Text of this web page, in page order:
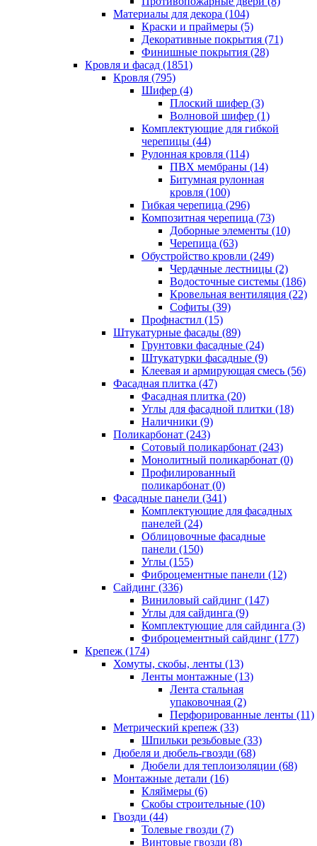
Материалы для декора (104)
Краски и праймеры (5)
Декоративные покрытия (71)
Финишные покрытия (28)
Кровля и фасад (1851)
Кровля (795)
Шифер (4)
Плоский шифер (3)
Волновой шифер (1)
Комплектующие для гибкой
черепицы (44)
Рулонная кровля (114)
ПВХ мембраны (14)
Битумная рулонная
кровля (100)
Гибкая черепица (296)
Композитная черепица (73)
Доборные элементы (10)
Черепица (63)
Обустройство кровли (249)
Чердачные лестницы (2)
Водосточные системы (186)
Кровельная вентиляция (22)
Cофиты (39)
Профнастил (15)
Штукатурные фасады (89)
Грунтовки фасадные (24)
Штукатурки фасадные (9)
Клеевая и армирующая смесь (56)
Фасадная плитка (47)
Фасадная плитка (20)
Углы для фасадной плитки (18)
Наличники (9)
Поликарбонат (243)
Сотовый поликарбонат (243)
Монолитный поликарбонат (0)
Профилированный
поликарбонат (0)
Фасадные панели (341)
Комплектующие для фасадных
панелей (24)
Облицовочные фасадные
панели (150)
Углы (155)
Фиброцементные панели (12)
Сайдинг (336)
Виниловый сайдинг (147)
Углы для сайдинга (9)
Комплектующие для сайдинга (3)
Фиброцементный сайдинг (177)
Крепеж (174)
Хомуты, скобы, ленты (13)
Ленты монтажные (13)
Лента стальная
упаковочная (2)
Перфорированные ленты (11)
Метрический крепеж (33)
Шпильки резьбовые (33)
Дюбеля и дюбель-гвозди (68)
Дюбели для теплоизоляции (68)
Монтажные детали (16)
Кляймеры (6)
Скобы строительные (10)
Гвозди (44)
Толевые гвозди (7)
Винтовые гвозди (8)